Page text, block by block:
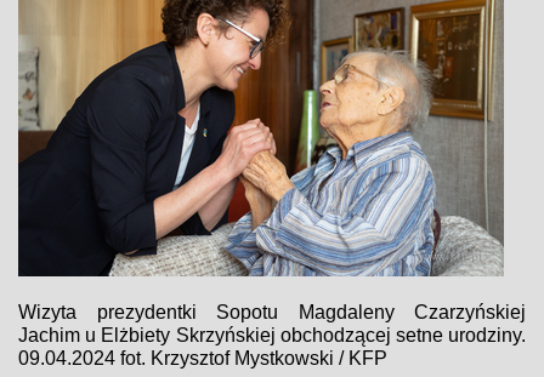
Wizyta prezydentki Sopotu Magdaleny Czarzyńskiej
Jachim u Elżbiety Skrzyńskiej obchodzącej setne urodziny.
09.04.2024 fot. Krzysztof Mystkowski / KFP